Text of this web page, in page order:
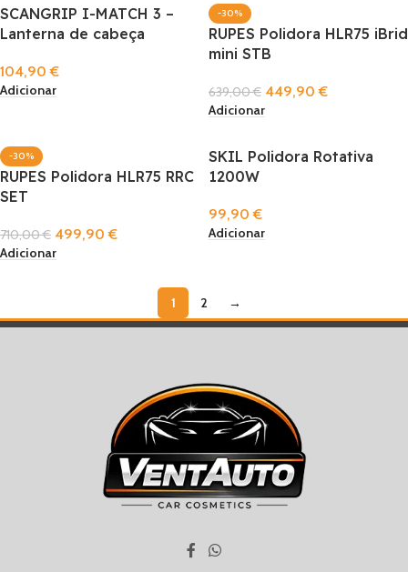
SCANGRIP I-MATCH 3 –
Lanterna de cabeça
104,90€
Adicionar
-30%
RUPES Polidora HLR75 iBrid
mini STB
639,00€ 449,90€
Adicionar
-30%
RUPES Polidora HLR75 RRC
SET
710,00€ 499,90€
Adicionar
SKIL Polidora Rotativa
1200W
99,90€
Adicionar
1 2 →